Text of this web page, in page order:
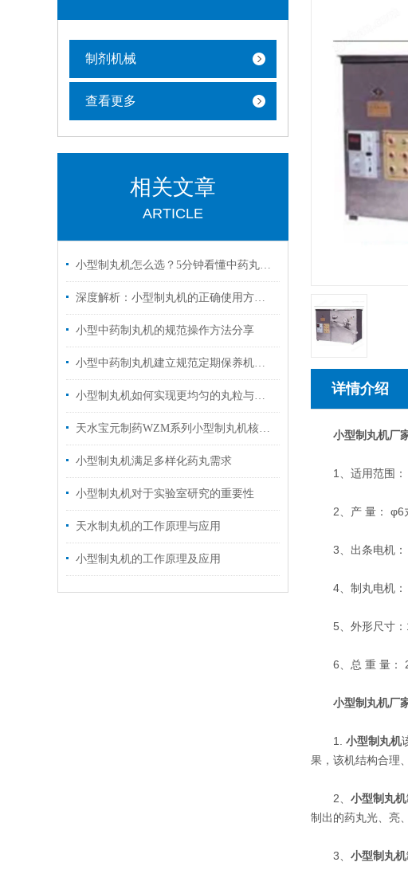
制剂机械
查看更多
相关文章
ARTICLE
小型制丸机怎么选？5分钟看懂中药丸剂入门选购指南
深度解析：小型制丸机的正确使用方法全攻略
小型中药制丸机的规范操作方法分享
小型中药制丸机建立规范定期保养机制的重要性介绍
小型制丸机如何实现更均匀的丸粒与更高产量？
天水宝元制药WZM系列小型制丸机核心优势与应用解析
小型制丸机满足多样化药丸需求
小型制丸机对于实验室研究的重要性
天水制丸机的工作原理与应用
小型制丸机的工作原理及应用
详情介绍
小型制丸机厂
1、适用范围：
2、产 量： φ6
3、出条电机：
4、制丸电机：
5、外形尺寸：
6、总 重 量：
小型制丸机厂
1. 小型制丸机
果，该机结构合理
2、 小型制丸机
制出的药丸光、亮
3、 小型制丸机